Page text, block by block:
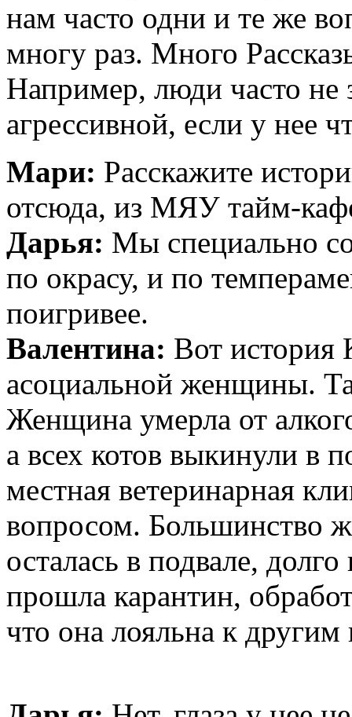
нам часто одни и те же
многу раз. Много
Например, люди часто не
агрессивной, если у нее
Мари: Расскажите
отсюда, из МЯУ тайм-
Дарья: Мы специально
по окрасу, и по
поигривее.
Валентина: Вот история
асоциальной женщины.
Женщина умерла от
а всех котов выкинули в
местная ветеринарная
вопросом. Большинство
осталась в подвале,
прошла карантин,
что она лояльна к